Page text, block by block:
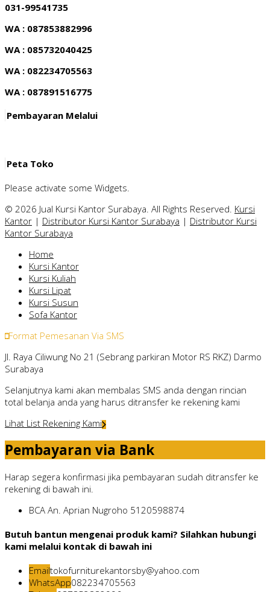
031-99541735
WA : 087853882996
WA : 085732040425
WA : 082234705563
WA : 087891516775
Pembayaran Melalui
Peta Toko
Please activate some Widgets.
© 2026 Jual Kursi Kantor Surabaya. All Rights Reserved. Kursi
Kantor | Distributor Kursi Kantor Surabaya | Distributor Kursi
Kantor Surabaya
Home
Kursi Kantor
Kursi Kuliah
Kursi Lipat
Kursi Susun
Sofa Kantor
Format Pemesanan Via SMS
Jl. Raya Ciliwung No 21 (Sebrang parkiran Motor RS RKZ) Darmo
Surabaya
Selanjutnya kami akan membalas SMS anda dengan rincian
total belanja anda yang harus ditransfer ke rekening kami
Lihat List Rekening Kami
Pembayaran via Bank
Harap segera konfirmasi jika pembayaran sudah ditransfer ke
rekening di bawah ini.
BCA An. Aprian Nugroho 5120598874
Butuh bantun mengenai produk kami? Silahkan hubungi
kami melalui kontak di bawah ini
Emailtokofurniturekantorsby@yahoo.com
WhatsApp082234705563